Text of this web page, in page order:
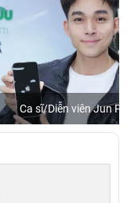
Khách